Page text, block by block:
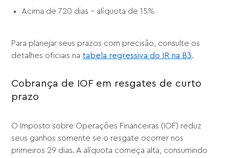
Acima de 720 dias – alíquota de 15%
Para planejar seus prazos com precisão, consulte os
detalhes oficiais na tabela regressiva do IR na B3.
Cobrança de IOF em resgates de curto
prazo
O Imposto sobre Operações Financeiras (IOF) reduz
seus ganhos somente se o resgate ocorrer nos
primeiros 29 dias. A alíquota começa alta, consumindo